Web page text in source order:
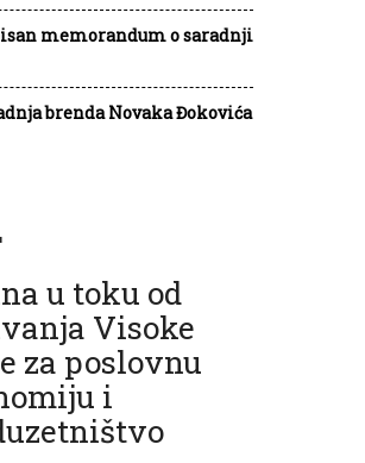
memorandum o saradnji
brenda Novaka Đokovića
u toku od
Visoke
za poslovnu
i